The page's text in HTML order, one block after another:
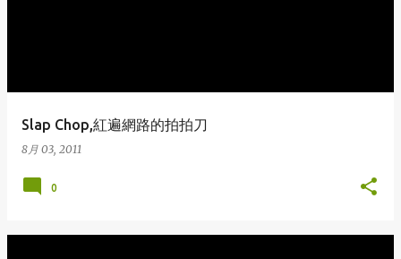
Slap Chop,紅遍網路的拍拍刀
8月 03, 2011
0